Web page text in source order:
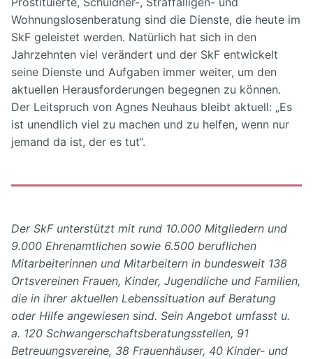
Wohnungslosenberatung sind die Dienste, die heute im
SkF geleistet werden. Natürlich hat sich in den
Jahrzehnten viel verändert und der SkF entwickelt
seine Dienste und Aufgaben immer weiter, um den
aktuellen Herausforderungen begegnen zu können.
Der Leitspruch von Agnes Neuhaus bleibt aktuell: „Es
ist unendlich viel zu machen und zu helfen, wenn nur
jemand da ist, der es tut“.
Der SkF unterstützt mit rund 10.000 Mitgliedern und
9.000 Ehrenamtlichen sowie 6.500 beruflichen
Mitarbeiterinnen und Mitarbeitern in bundesweit 138
Ortsvereinen Frauen, Kinder, Jugendliche und Familien,
die in ihrer aktuellen Lebenssituation auf Beratung
oder Hilfe angewiesen sind. Sein Angebot umfasst u.
a. 120 Schwangerschaftsberatungsstellen, 91
Betreuungsvereine, 38 Frauenhäuser, 40 Kinder- und